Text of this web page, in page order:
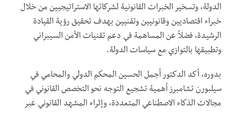
الدولة، وتسخير الخبرات القانونية لشركائها الاستراتيجيين من خلال
خبراء اقتصاديين وقانونيين وتقنيين بهدف تحقيق رؤية القيادة
الرشيدة، فضلاً عن المساهمة في دعم تقنيات الأمن السيبراني
وتطبيقها بالتوازي مع سياسات الدولة.
بدوره، أكد الدكتور أجمل الحسين المحكم الدولي والمحامي في
سيلبورن تشامبرز أهمية تشجيع التوجه نحو التخصص القانوني في
مجالات الذكاء الاصطناعي المتعددة، وإثراء المشهد القانوني عبر